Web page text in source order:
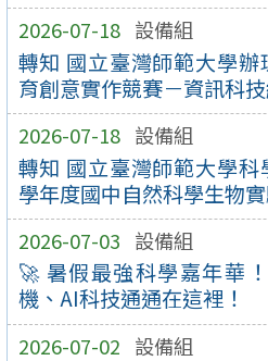
2026-07-18 設備組
轉知 國立臺灣師範大學
育創意實作競賽－資訊科
2026-07-18 設備組
轉知 國立臺灣師範大學
學年度國中自然科學生物
2026-07-03 設備組
🚀 暑假最強科學嘉年華
機、AI科技通通在這裡！
2026-07-02 設備組